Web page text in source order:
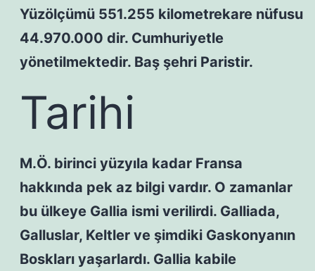
Yüzölçümü 551.255 kilometrekare nüfusu
44.970.000 dir. Cumhuriyetle
yönetilmektedir. Baş şehri Paristir.
Tarihi
M.Ö. birinci yüzyıla kadar Fransa
hakkında pek az bilgi vardır. O zamanlar
bu ülkeye Gallia ismi verilirdi. Galliada,
Galluslar, Keltler ve şimdiki Gaskonyanın
Boskları yaşarlardı. Gallia kabile